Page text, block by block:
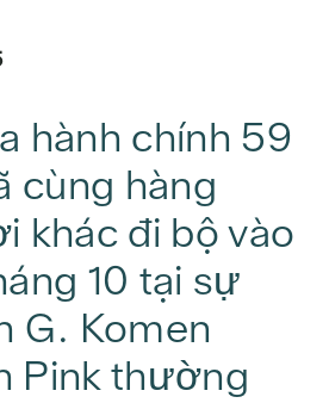
hành chính 59
cùng hàng
khác đi bộ vào
10 tại sự
G. Komen
Pink thường